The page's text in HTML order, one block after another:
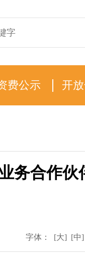
费公示 开
务合作
字体： [大] [中]